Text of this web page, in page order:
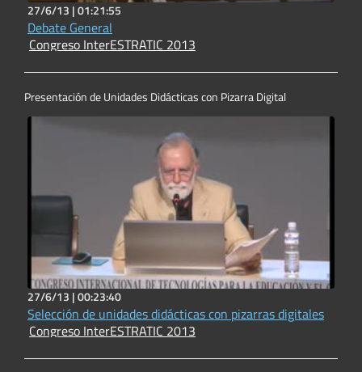
27/6/13 |01:21:55
Debate General
Congreso InterESTRATIC 2013
Presentación de Unidades Didácticas con Pizarra Digital
27/6/13 |00:23:40
Selección de unidades didácticas con pizarras digitales
Congreso InterESTRATIC 2013